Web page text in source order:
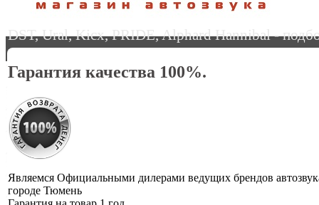
DST, Ural, Kicx, PRIDE, Alphard Hannibal -
Гарантия качества 100%.
Являемся Официальными дилерами ведущих брендов
городе Тюмень